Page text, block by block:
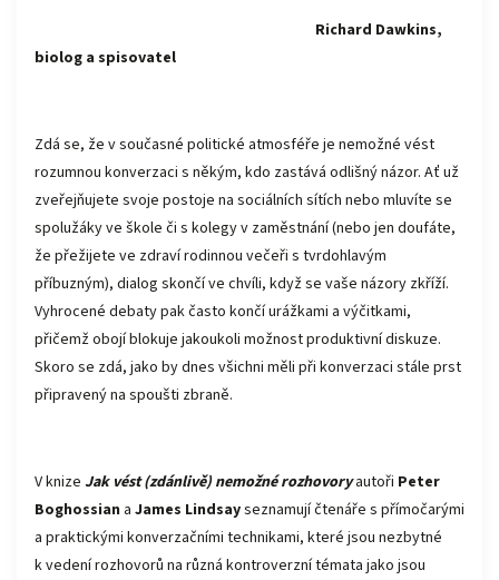
Richard Dawkins,
biolog a spisovatel
Zdá se, že v současné politické atmosféře je nemožné vést
rozumnou konverzaci s někým, kdo zastává odlišný názor. Ať už
zveřejňujete svoje postoje na sociálních sítích nebo mluvíte se
spolužáky ve škole či s kolegy v zaměstnání (nebo jen doufáte,
že přežijete ve zdraví rodinnou večeři s tvrdohlavým
příbuzným), dialog skončí ve chvíli, když se vaše názory zkříží.
Vyhrocené debaty pak často končí urážkami a výčitkami,
přičemž obojí blokuje jakoukoli možnost produktivní diskuze.
Skoro se zdá, jako by dnes všichni měli při konverzaci stále prst
připravený na spoušti zbraně.
V knize Jak vést (zdánlivě) nemožné rozhovory autoři Peter
Boghossian a James Lindsayseznamují čtenáře s přímočarými
a praktickými konverzačními technikami, které jsou nezbytné
k vedení rozhovorů na různá kontroverzní témata jako jsou